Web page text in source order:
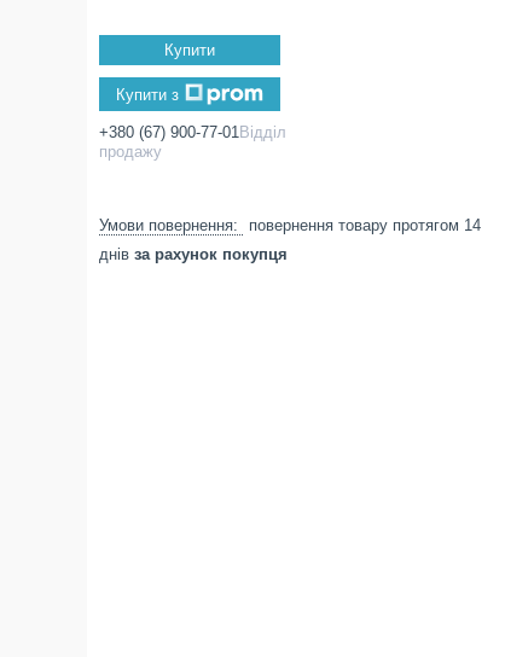
Купити
Купити з
+380 (67) 900-77-01Відділ
продажу
повернення товару протягом 14
днів за рахунок покупця